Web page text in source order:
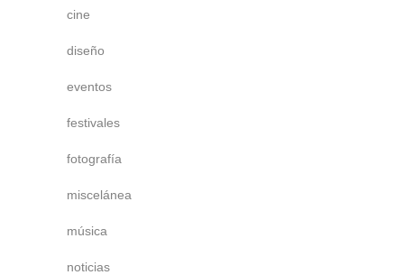
cine
diseño
eventos
festivales
fotografía
miscelánea
música
noticias